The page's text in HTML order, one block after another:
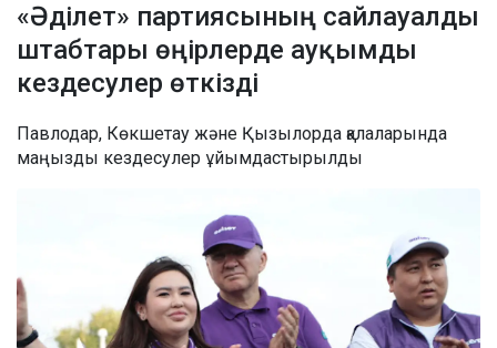
«Әділет» партиясының сайлауалды
штабтары өңірлерде ауқымды
кездесулер өткізді
Павлодар, Көкшетау және Қызылорда қалаларында
маңызды кездесулер ұйымдастырылды